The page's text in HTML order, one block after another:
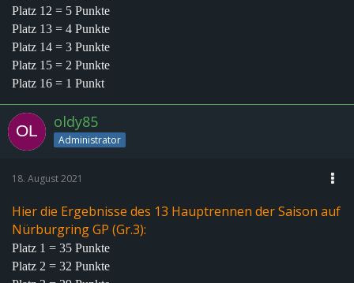
Platz 12 = 5 Punkte
Platz 13 = 4 Punkte
Platz 14 = 3 Punkte
Platz 15 = 2 Punkte
Platz 16 = 1 Punkt
oldy85
Administrator
18. August 2021
Hier die Ergebnisse des 13 Hauptrennen der Saison auf
Nürburgring GP (Gr.3):
Platz 1 = 35 Punkte
Platz 2 = 32 Punkte